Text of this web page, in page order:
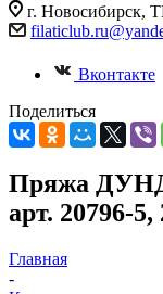
г. Новосибирск,
Вконтакте
Поделиться
Пряжа
арт. 20796-5,
Главная
-